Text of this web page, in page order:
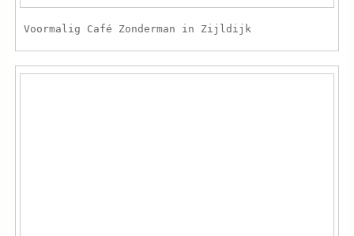
Voormalig Café Zonderman in Zijldijk